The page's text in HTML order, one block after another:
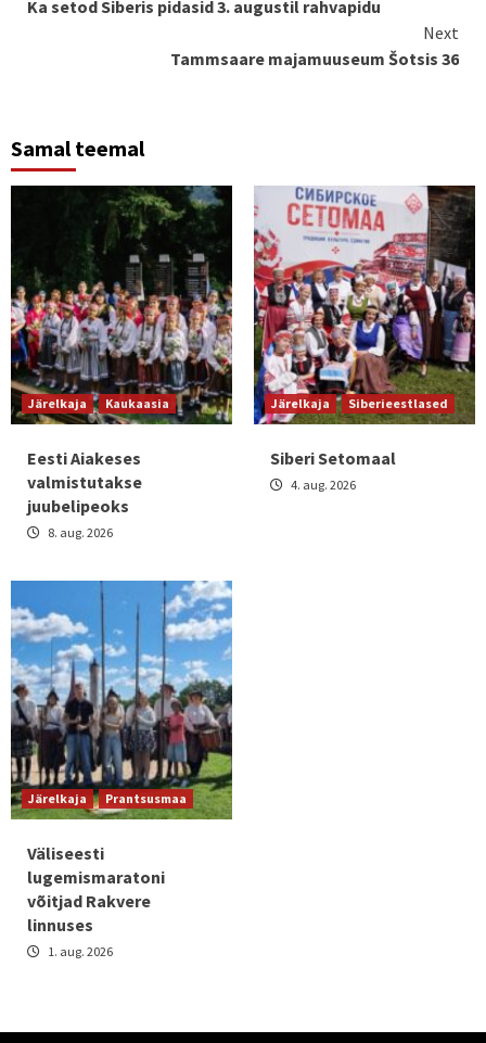
Reading
Ka setod Siberis pidasid 3. augustil rahvapidu
Next
Tammsaare majamuuseum Šotsis 36
Samal teemal
Järelkaja Kaukaasia
Eesti Aiakeses
valmistutakse
juubelipeoks
8. aug. 2026
Järelkaja Siberieestlased
Siberi Setomaal
4. aug. 2026
Järelkaja Prantsusmaa
Väliseesti
lugemismaratoni
võitjad Rakvere
linnuses
1. aug. 2026